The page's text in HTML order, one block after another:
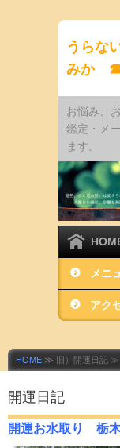
うら
みか
お悩み、
鑑定・メ
ます
メニ
アク
HOME ≫ 旧）開運日記 ≫
開運日記
開運お水取り 栃